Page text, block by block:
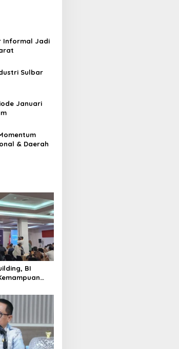
Informal Jadi
Sulbar
Januari
& Daerah
BI